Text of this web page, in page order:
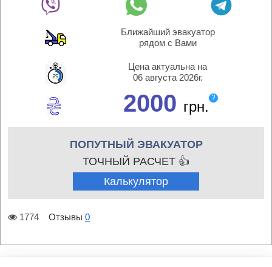
Ближайший эвакуатор
рядом с Вами
Цена актуальна на
06 августа 2026г.
2000 грн.
?
ПОПУТНЫЙ ЭВАКУАТОР
ТОЧНЫЙ РАСЧЕТ 👍
Калькулятор
1774 Отзывы 0